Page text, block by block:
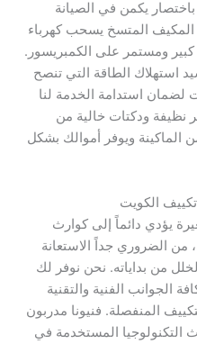
يكمن في الصيانة
المكيف المتسخ يسحب كهرباء
ومستمر على الكمبريسور.
استهلاك الطاقة التي تنصح
لضمان استدامة الخدمة لنا
نظيفة ودكتات خالية من
الماكينة ويوفر أموالك بشكل
الكويت
يؤدي دائماً إلى كوارث
من الضروري جداً الاستعانة
من بداياته. نحن نوفر لك
الجوانب الفنية والتقنية
المنفصلة. فنيونا مدربون
المستخدمة في